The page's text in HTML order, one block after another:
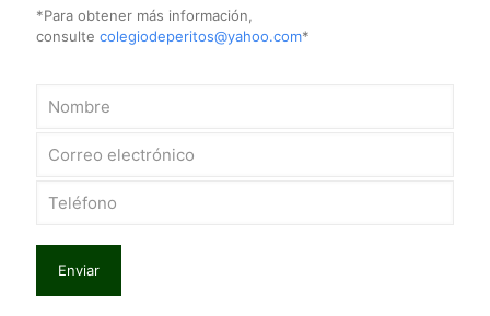
*Para obtener más información,
consulte colegiodeperitos@yahoo.com*